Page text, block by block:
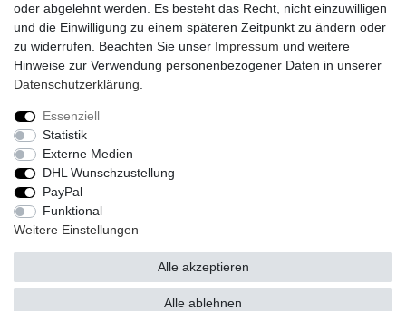
Widerrufs­recht Widerrufs­formular Impressum
Daten­schutz­erklärung
© Copyright 2026 | Alle Rechte vorbehalten.
Realisierung und Umsetzung by
oder abgelehnt werden. Es besteht das Recht, nicht einzuwilligen
und die Einwilligung zu einem späteren Zeitpunkt zu ändern oder
zu widerrufen. Beachten Sie unser Impressum und weitere
Hinweise zur Verwendung personenbezogener Daten in unserer
Daten­schutz­erklärung
Essenziell
Statistik
Externe Medien
DHL Wunschzustellung
PayPal
Funktional
Weitere Einstellungen
Alle akzeptieren
Alle ablehnen